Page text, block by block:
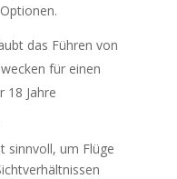
das Führen von
für einen
18 Jahre
sinnvoll, um Flüge